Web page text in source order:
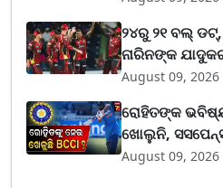
୨୪ରୁ ୨୧ ବଲ୍
ନାରିନଙ୍କ
August 09, 2026
ରୋହିତଙ୍କ
ଖୋଲୁନି,
August 09, 2026